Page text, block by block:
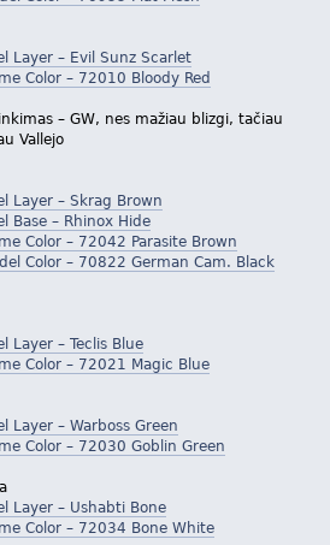
Layer – Evil Sunz Scarlet
Color – 72010 Bloody Red
– GW, nes mažiau blizgi, tačiau
Vallejo
Layer – Skrag Brown
Base – Rhinox Hide
Color – 72042 Parasite Brown
Color – 70822 German Cam. Black
Layer – Teclis Blue
Color – 72021 Magic Blue
Layer – Warboss Green
Color – 72030 Goblin Green
Layer – Ushabti Bone
Color – 72034 Bone White